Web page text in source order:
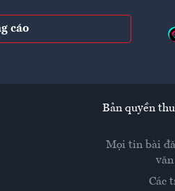
cáo
Bản quyền
Mọi tin bài
Các